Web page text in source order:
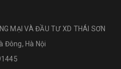
MẠI VÀ ĐẦU TƯ XD THÁI SƠN
Đông, Hà Nội